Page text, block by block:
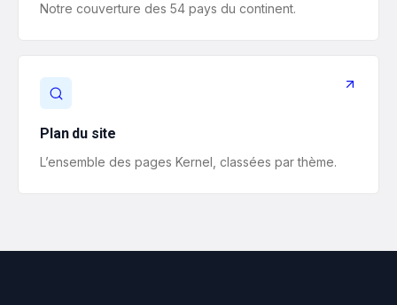
Notre couverture des 54 pays du continent.
Plan du site
L’ensemble des pages Kernel, classées par thème.